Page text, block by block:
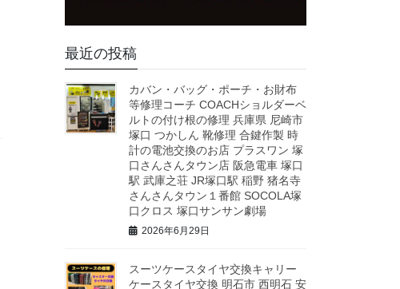
最近の投稿
カバン・バッグ・ポーチ・お財布
等修理コーチ COACHショルダーベ
ルトの付け根の修理 兵庫県 尼崎市
塚口 つかしん 靴修理 合鍵作製 時
計の電池交換のお店 プラスワン 塚
口さんさんタウン店 阪急電車 塚口
駅 武庫之荘 JR塚口駅 稲野 猪名寺
さんさんタウン１番館 SOCOLA塚
口クロス 塚口サンサン劇場
2026年6月29日
スーツケースタイヤ交換キャリー
ケースタイヤ交換 明石市 西明石 安